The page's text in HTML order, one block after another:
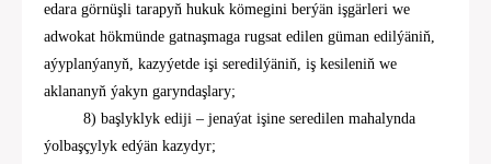
edara görnüşli tarapyň hukuk kömegini berýän işgärleri we
adwokat hökmünde gatnaşmaga rugsat edilen güman edilýäniň,
aýyplanýanyň, kazyýetde işi seredilýäniň, iş kesileniň we
aklananyň ýakyn garyndaşlary;
8) başlyklyk ediji – jenaýat işine seredilen mahalynda
ýolbaşçylyk edýän kazydyr;